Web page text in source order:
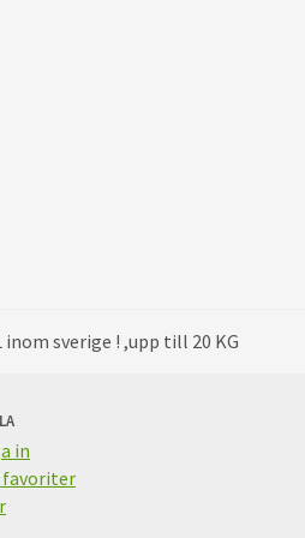
sverige ! ,upp till 20 KG
in
favoriter